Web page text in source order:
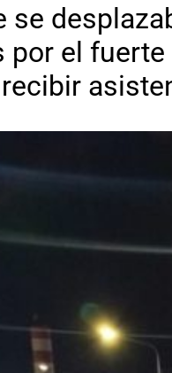
se
por el